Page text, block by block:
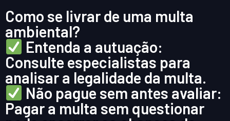
Como se livrar de uma multa
ambiental?
Entenda a autuação:
Consulte especialistas para
analisar a legalidade da multa.
Não pague sem antes avaliar:
Pagar a multa sem questionar